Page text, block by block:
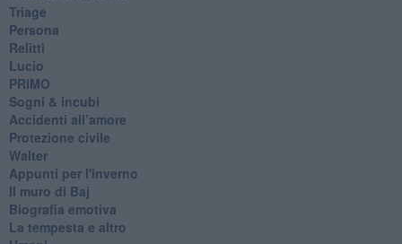
Triage
Persona
Relitti
Lucio
PRIMO
Sogni & incubi
Accidenti all’amore
Protezione civile
Walter
Appunti per l'inverno
Il muro di Baj
Biografia emotiva
La tempesta e altro